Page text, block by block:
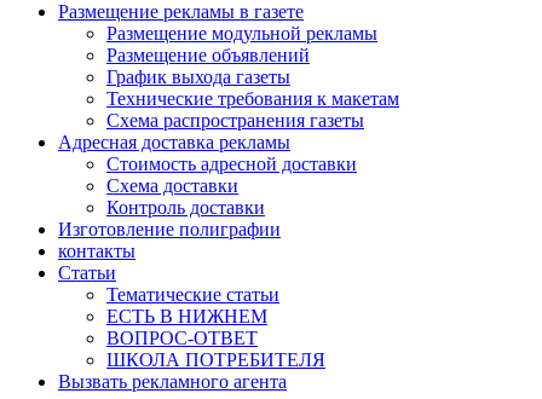
Размещение рекламы в газете
Размещение модульной рекламы
Размещение объявлений
График выхода газеты
Технические требования к макетам
Схема распространения газеты
Адресная доставка рекламы
Стоимость адресной доставки
Схема доставки
Контроль доставки
Изготовление полиграфии
контакты
Статьи
Тематические статьи
ЕСТЬ В НИЖНЕМ
ВОПРОС-ОТВЕТ
ШКОЛА ПОТРЕБИТЕЛЯ
Вызвать рекламного агента